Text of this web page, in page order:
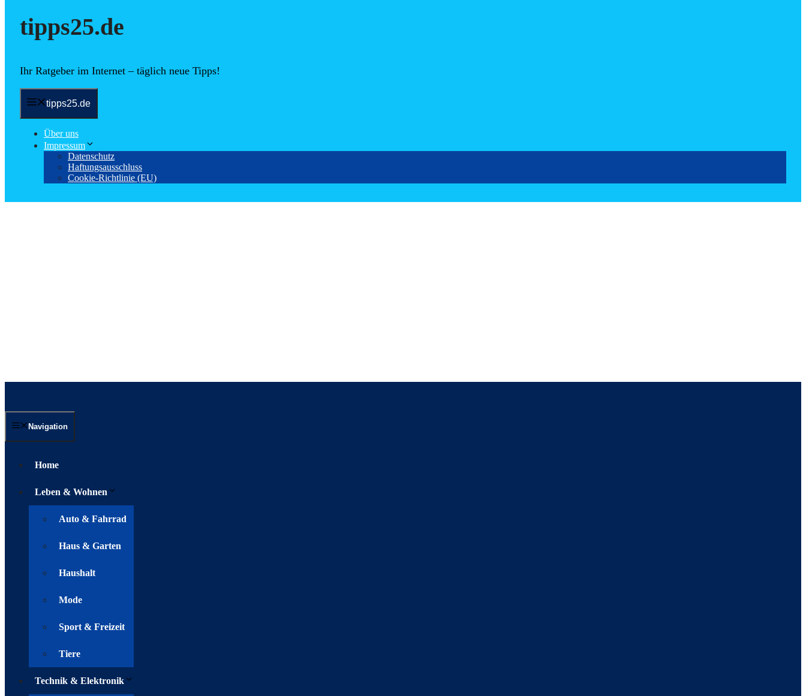
tipps25.de
Ihr Ratgeber im Internet – täglich neue Tipps!
tipps25.de
Über uns
Impressum
Datenschutz
Haftungsausschluss
Cookie-Richtlinie (EU)
Navigation
Home
Leben & Wohnen
Auto & Fahrrad
Haus & Garten
Haushalt
Mode
Sport & Freizeit
Tiere
Technik & Elektronik